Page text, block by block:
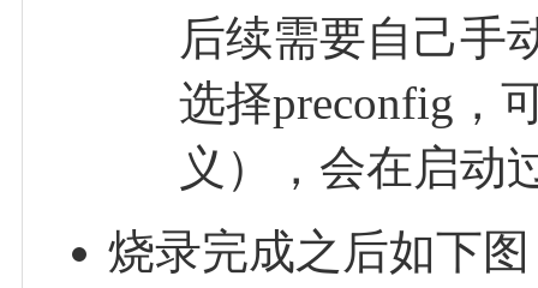
后续需要自己手
选择preconfig，
义），会在启动
烧录完成之后如下